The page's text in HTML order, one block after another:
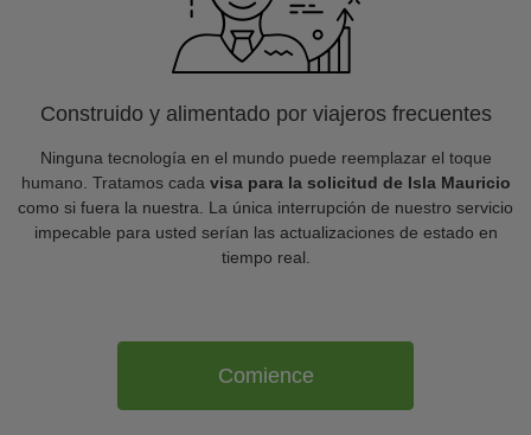
Construido y alimentado por viajeros frecuentes
Ninguna tecnología en el mundo puede reemplazar el toque
humano. Tratamos cada visa para la solicitud de Isla Mauricio
como si fuera la nuestra. La única interrupción de nuestro servicio
impecable para usted serían las actualizaciones de estado en
tiempo real.
Comience